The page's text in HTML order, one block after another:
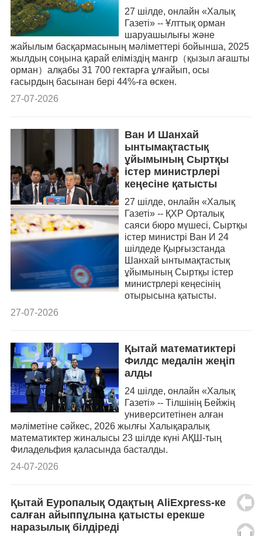
27 шілде, онлайн «Халық
Газеті» -- Ұлттық орман
шаруашылығы және
жайылым басқармасының мәліметтері бойынша, 2025
жылдың соңына қарай еліміздің мангр（қызыл ағашты
орман）алқабы 31 700 гектарға ұлғайып, осы
ғасырдың басынан бері 44%-ға өскен.
27-07-2026
Ван И Шанхай
ынтымақтастық
ұйымының Сыртқы
істер министрлері
кеңесіне қатысты
27 шілде, онлайн «Халық
Газеті» -- ҚХР Орталық
саяси бюро мүшесі, Сыртқы
істер министрі Ван И 24
шілдеде Қырғызстанда
Шанхай ынтымақтастық
ұйымының Сыртқы істер
министрлері кеңесінің
отырысына қатысты.
27-07-2026
Қытай математиктері
Филдс медалін жеңіп
алды
24 шілде, онлайн «Халық
Газеті» -- Тілшінің Бейжің
университетінен алған
мәліметіне сәйкес, 2026 жылғы Халықаралық
математиктер жиналысы 23 шілде күні АҚШ-тың
Филадельфия қаласында басталды.
24-07-2026
Қытай Еуропалық Одақтың AliExpress-ке
салған айыппұлына қатысты ерекше
наразылық білдіреді